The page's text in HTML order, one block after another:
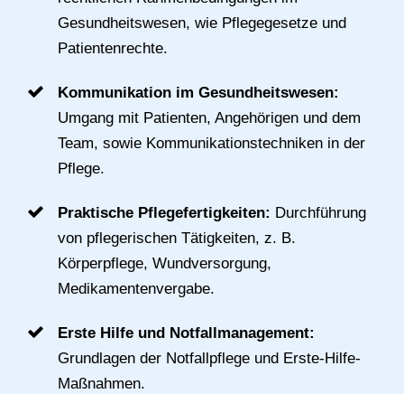
Gesundheitswesen, wie Pflegegesetze und
Patientenrechte.
Kommunikation im Gesundheitswesen:
Umgang mit Patienten, Angehörigen und dem
Team, sowie Kommunikationstechniken in der
Pflege.
Praktische Pflegefertigkeiten: Durchführung
von pflegerischen Tätigkeiten, z. B.
Körperpflege, Wundversorgung,
Medikamentenvergabe.
Erste Hilfe und Notfallmanagement:
Grundlagen der Notfallpflege und Erste-Hilfe-
Maßnahmen.